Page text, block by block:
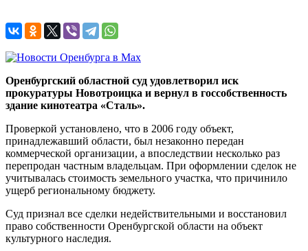
Оренбургский областной суд удовлетворил иск
прокуратуры Новотроицка и вернул в госсобственность
здание кинотеатра «Сталь».
Проверкой установлено, что в 2006 году объект,
принадлежавший области, был незаконно передан
коммерческой организации, а впоследствии несколько раз
перепродан частным владельцам. При оформлении сделок не
учитывалась стоимость земельного участка, что причинило
ущерб региональному бюджету.
Суд признал все сделки недействительными и восстановил
право собственности Оренбургской области на объект
культурного наследия.